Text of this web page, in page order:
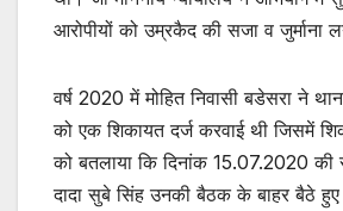
आरोपीयों को उम्रकैद की सजा व जुर्माना
वर्ष 2020 में मोहित निवासी बडेसरा ने
को एक शिकायत दर्ज करवाई थी जिसमें
को बतलाया कि दिनांक 15.07.2020
दादा सुबे सिंह उनकी बैठक के बाहर बैठे हुए